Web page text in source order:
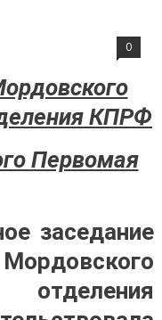
0
КПРФ
Первомая
заседание
отделения